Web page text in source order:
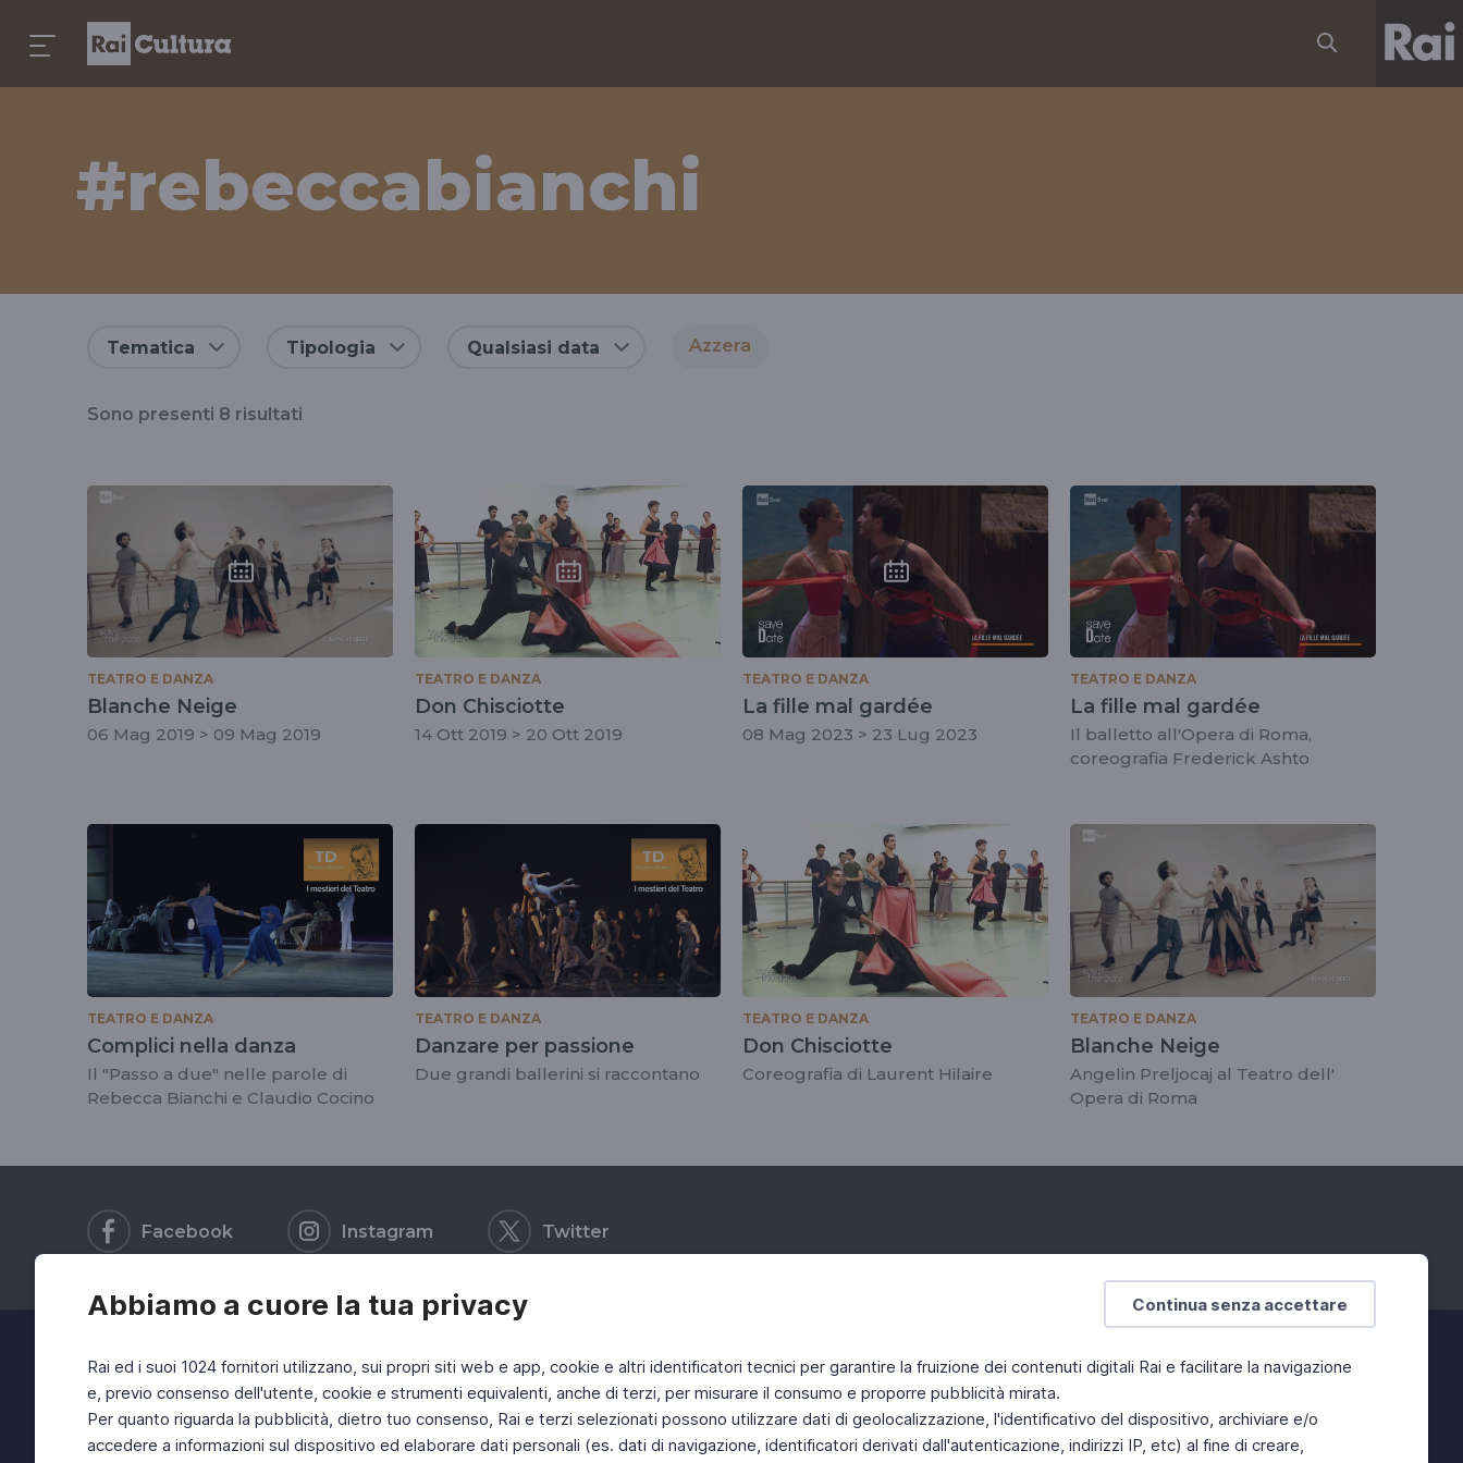
Continua senza accettare
Abbiamo a cuore la tua privacy
Rai ed i suoi 1024 fornitori utilizzano, sui propri siti web e app, cookie e altri identificatori tecnici per garantire la fruizione dei contenuti digitali Rai e facilitare la navigazione
e, previo consenso dell'utente, cookie e strumenti equivalenti, anche di terzi, per misurare il consumo e proporre pubblicità mirata.
Per quanto riguarda la pubblicità, dietro tuo consenso, Rai e terzi selezionati possono utilizzare dati di geolocalizzazione, l'identificativo del dispositivo, archiviare e/o
accedere a informazioni sul dispositivo ed elaborare dati personali (es. dati di navigazione, identificatori derivati dall'autenticazione, indirizzi IP, etc) al fine di creare,
#rebeccabianchi
tag
#rebeccabianchi
Tematica Tipologia Qualsiasi data Azzera
Sono presenti 8 risultati
TEATRO E DANZA
Blanche Neige
06 Mag 2019 > 09 Mag 2019
TEATRO E DANZA
Don Chisciotte
14 Ott 2019 > 20 Ott 2019
TEATRO E DANZA
La fille mal gardée
08 Mag 2023 > 23 Lug 2023
TEATRO E DANZA
La fille mal gardée
Il balletto all'Opera di Roma,
coreografia Frederick Ashto
TEATRO E DANZA
Complici nella danza
Il "Passo a due" nelle parole di
Rebecca Bianchi e Claudio Cocino
TEATRO E DANZA
Danzare per passione
Due grandi ballerini si raccontano
TEATRO E DANZA
Don Chisciotte
Coreografia di Laurent Hilaire
TEATRO E DANZA
Blanche Neige
Angelin Preljocaj al Teatro dell'
Opera di Roma
Facebook Instagram Twitter